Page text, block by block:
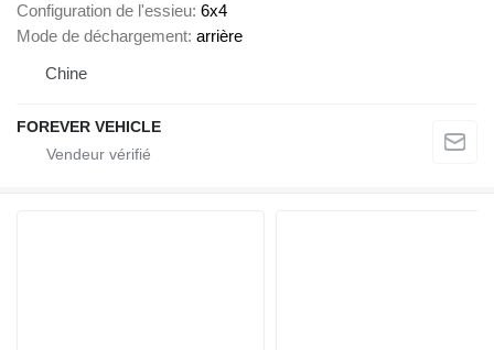
Configuration de l'essieu 6x4
Mode de déchargement arrière
Chine
FOREVER VEHICLE